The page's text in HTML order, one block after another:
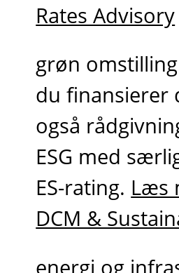
Rates Advisory
grøn
du finansierer
også
ESG med
ES-rating. Læs
DCM &
energi og